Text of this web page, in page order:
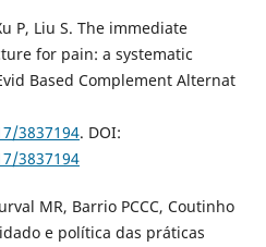
P, Liu S. The immediate
for pain: a systematic
Based Complement Alternat
3837194. DOI:
3837194
MR, Barrio PCCC, Coutinho
e política das práticas